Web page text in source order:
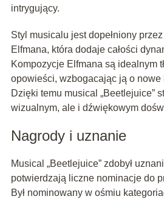
intrygujący.
Styl musicalu jest dopełniony
Elfmana, która dodaje całości
Kompozycje Elfmana są idealnym
opowieści, wzbogacając ją o nowe
Dzięki temu musical „Beetlejuice”
wizualnym, ale i dźwiękowym
Nagrody i uznanie
Musical „Beetlejuice” zdobył
potwierdzają liczne nominacje do
Był nominowany w ośmiu